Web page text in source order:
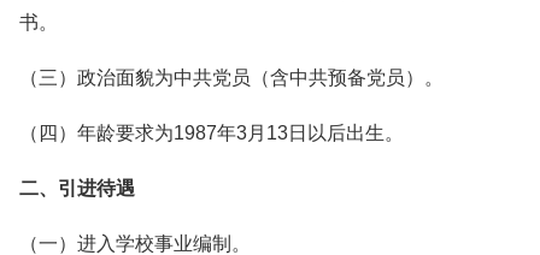
书。
（三）政治面貌为中共党员（含中共预备党员）。
（四）年龄要求为1987年3月13日以后出生。
二、引进待遇
（一）进入学校事业编制。